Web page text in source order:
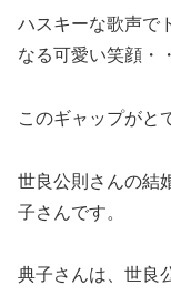
ハスキーな歌声で
なる可愛い笑顔・
このギャップがと
世良公則さんの結
子さんです。
典子さんは、世良